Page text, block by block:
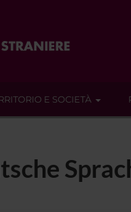
E SOCIETÀ